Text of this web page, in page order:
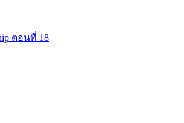
ตอนที่ 18